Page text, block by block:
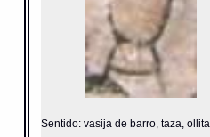
Sentido: vasija de barro, taza, ollita